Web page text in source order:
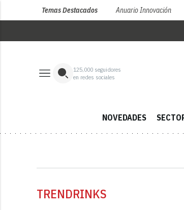
Temas Destacados Anuario Innovación
125,000 seguidores
en redes sociales
NOVEDADES
TRENDRINKS